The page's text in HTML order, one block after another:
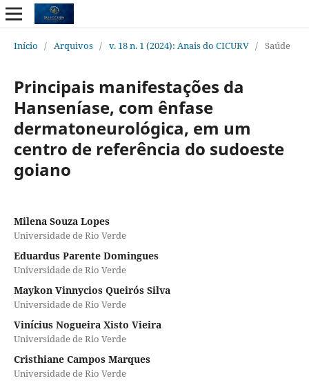
Início / Arquivos / v. 18 n. 1 (2024): Anais do CICURV / Saúde
Principais manifestações da
Hanseníase, com ênfase
dermatoneurológica, em um
centro de referência do sudoeste
goiano
Milena Souza Lopes
Universidade de Rio Verde
Eduardus Parente Domingues
Universidade de Rio Verde
Maykon Vinnycios Queirós Silva
Universidade de Rio Verde
Vinícius Nogueira Xisto Vieira
Universidade de Rio Verde
Cristhiane Campos Marques
Universidade de Rio Verde